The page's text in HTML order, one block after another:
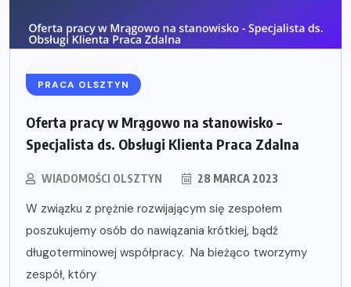
PRACA OLSZTYN
Oferta pracy w Mrągowo na stanowisko –
Specjalista ds. Obsługi Klienta Praca Zdalna
WIADOMOŚCI OLSZTYN 28 MARCA 2023
W związku z prężnie rozwijającym się zespołem
poszukujemy osób do nawiązania krótkiej, bądź
długoterminowej współpracy. Na bieżąco tworzymy
zespół, który